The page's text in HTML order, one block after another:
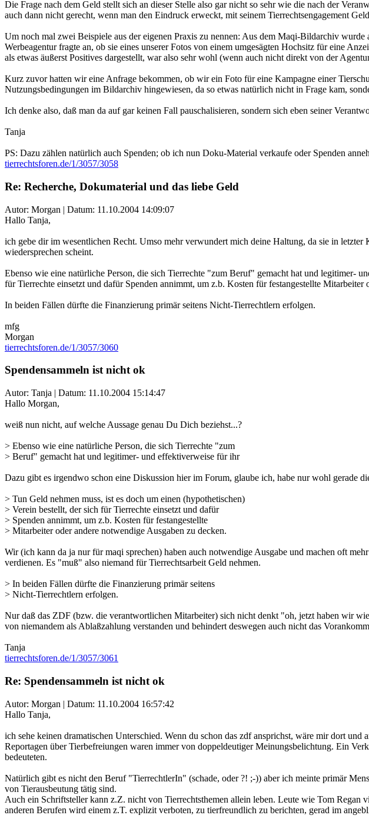
Die Frage nach dem Geld stellt sich an dieser Stelle also gar nicht so sehr wie die nach der
auch dann nicht gerecht, wenn man den Eindruck erweckt, mit seinem Tierrechtsengagement
Um noch mal zwei Beispiele aus der eigenen Praxis zu nennen: Aus dem Maqi-Bildarchiv
Werbeagentur fragte an, ob sie eines unserer Fotos von einem umgesägten Hochsitz für eine
als etwas äußerst Positives dargestellt, war also sehr wohl (wenn auch nicht direkt von der
Kurz zuvor hatten wir eine Anfrage bekommen, ob wir ein Foto für eine Kampagne einer
Nutzungsbedingungen im Bildarchiv hingewiesen, da so etwas natürlich nicht in Frage kam,
Ich denke also, daß man da auf gar keinen Fall pauschalisieren, sondern sich eben seiner
Tanja
PS: Dazu zählen natürlich auch Spenden; ob ich nun Doku-Material verkaufe oder Spenden
tierrechtsforen.de/1/3057/3058
Re: Recherche, Dokumaterial und das liebe Geld
Autor: Morgan | Datum: 11.10.2004 14:09:07
Hallo Tanja,
ich gebe dir im wesentlichen Recht. Umso mehr verwundert mich deine Haltung, da sie in
wiedersprechen scheint.
Ebenso wie eine natürliche Person, die sich Tierrechte "zum Beruf" gemacht hat und legitimer-
für Tierrechte einsetzt und dafür Spenden annimmt, um z.b. Kosten für festangestellte Mitarbeiter
In beiden Fällen dürfte die Finanzierung primär seitens Nicht-Tierrechtlern erfolgen.
mfg
Morgan
tierrechtsforen.de/1/3057/3060
Spendensammeln ist nicht ok
Autor: Tanja | Datum: 11.10.2004 15:14:47
Hallo Morgan,
weiß nun nicht, auf welche Aussage genau Du Dich beziehst...?
> Ebenso wie eine natürliche Person, die sich Tierrechte "zum
> Beruf" gemacht hat und legitimer- und effektiverweise für ihr
Dazu gibt es irgendwo schon eine Diskussion hier im Forum, glaube ich, habe nur wohl gerade
> Tun Geld nehmen muss, ist es doch um einen (hypothetischen)
> Verein bestellt, der sich für Tierrechte einsetzt und dafür
> Spenden annimmt, um z.b. Kosten für festangestellte
> Mitarbeiter oder andere notwendige Ausgaben zu decken.
Wir (ich kann da ja nur für maqi sprechen) haben auch notwendige Ausgabe und machen oft
verdienen. Es "muß" also niemand für Tierrechtsarbeit Geld nehmen.
> In beiden Fällen dürfte die Finanzierung primär seitens
> Nicht-Tierrechtlern erfolgen.
Nur daß das ZDF (bzw. die verantwortlichen Mitarbeiter) sich nicht denkt "oh, jetzt haben wir
von niemandem als Ablaßzahlung verstanden und behindert deswegen auch nicht das
Tanja
tierrechtsforen.de/1/3057/3061
Re: Spendensammeln ist nicht ok
Autor: Morgan | Datum: 11.10.2004 16:57:42
Hallo Tanja,
ich sehe keinen dramatischen Unterschied. Wenn du schon das zdf ansprichst, wäre mir dort
Reportagen über Tierbefreiungen waren immer von doppeldeutiger Meinungsbelichtung. Ein
bedeuteten.
Natürlich gibt es nicht den Beruf "TierrechtlerIn" (schade, oder ?! ;-)) aber ich meinte primär
von Tierausbeutung tätig sind.
Auch ein Schriftsteller kann z.Z. nicht von Tierrechtsthemen allein leben. Leute wie Tom Regan
anderen Berufen wird einem z.T. explizit verboten, zu tierfreundlich zu berichten, gerad im